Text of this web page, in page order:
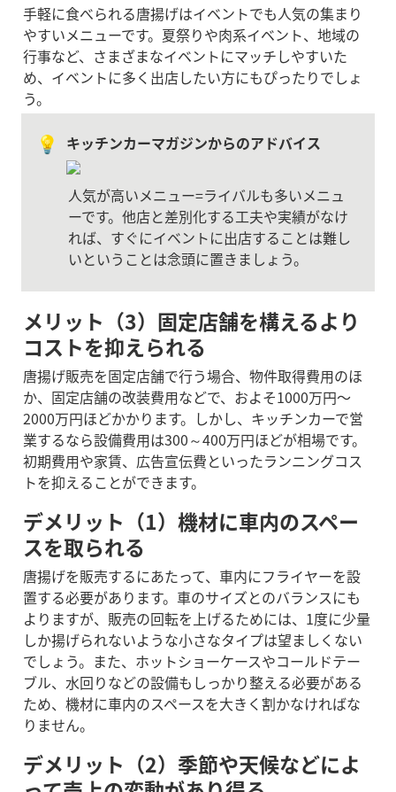
手軽に食べられる唐揚げはイベントでも人気の集まり
やすいメニューです。夏祭りや肉系イベント、地域の
行事など、さまざまなイベントにマッチしやすいた
め、イベントに多く出店したい方にもぴったりでしょ
う。
💡 キッチンカーマガジンからのアドバイス
人気が高いメニュー=ライバルも多いメニュ
ーです。他店と差別化する工夫や実績がなけ
れば、すぐにイベントに出店することは難し
いということは念頭に置きましょう。
メリット（3）固定店舗を構えるより
コストを抑えられる
唐揚げ販売を固定店舗で行う場合、物件取得費用のほ
か、固定店舗の改装費用などで、およそ1000万円〜
2000万円ほどかかります。しかし、キッチンカーで営
業するなら設備費用は300～400万円ほどが相場です。
初期費用や家賃、広告宣伝費といったランニングコス
トを抑えることができます。
デメリット（1）機材に車内のスペー
スを取られる
唐揚げを販売するにあたって、車内にフライヤーを設
置する必要があります。車のサイズとのバランスにも
よりますが、販売の回転を上げるためには、1度に少量
しか揚げられないような小さなタイプは望ましくない
でしょう。 また、ホットショーケースやコールドテー
ブル、水回りなどの設備もしっかり整える必要がある
ため、機材に車内のスペースを大きく割かなければな
りません。
デメリット（2）季節や天候などによ